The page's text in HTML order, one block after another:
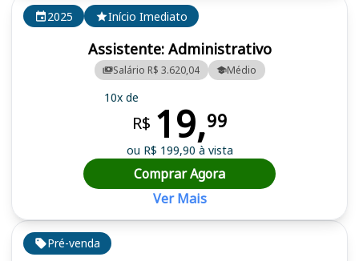
Pré-venda
2025 Início Imediato
Assistente: Administrativo
Salário R$ 3.620,04 Médio
10x de
R$ 19,99
ou R$ 199,90 à vista
Comprar Agora
Ver Mais